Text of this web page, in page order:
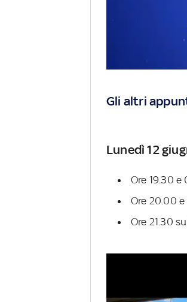
Gli altri
Lunedì 12
Ore 19.30
Ore 20.00
Ore 21.30